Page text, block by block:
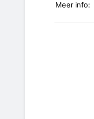
Meer info: